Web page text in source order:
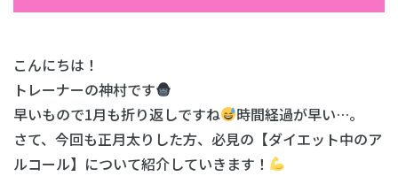
こんにちは！
トレーナーの神村です
早いもので1月も折り返しですね
時間経過が早い…。
さて、今回も正月太りした方、必見の【ダイエット中のア
ルコール】について紹介していきます！